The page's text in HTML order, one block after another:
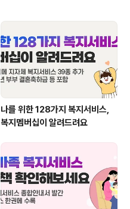
나를 위한 128가지 복지서비스,
복지멤버십이 알려드려요